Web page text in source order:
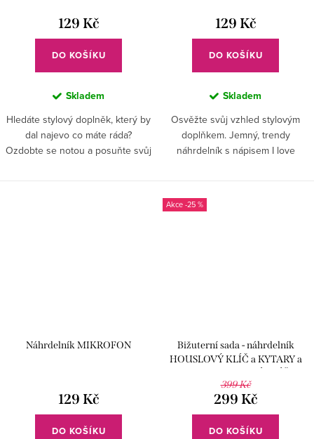
129 Kč
DO KOŠÍKU
Skladem
Hledáte stylový doplněk, který by
dal najevo co máte ráda?
Ozdobte se notou a posuňte svůj
129 Kč
DO KOŠÍKU
Skladem
Osvěžte svůj vzhled stylovým
doplňkem. Jemný, trendy
náhrdelník s nápisem I love
Náhrdelník MIKROFON
129 Kč
DO KOŠÍKU
-25 %
Bižuterní sada - náhrdelník
HOUSLOVÝ KLÍČ a KYTARY a
kamínkem, zlatá
399 Kč
299 Kč
DO KOŠÍKU